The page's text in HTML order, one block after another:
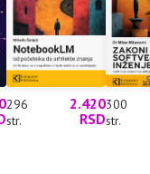
296
str.
2.420
RSD
300
str.